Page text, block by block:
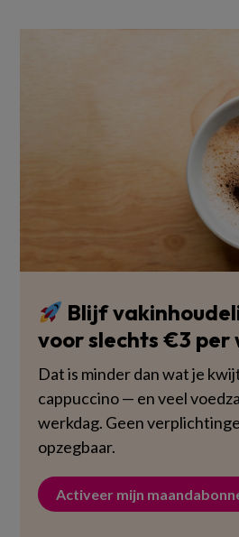
Blijf
voor slechts €3 per
Dat is minder dan wat je
cappuccino — en veel
werkdag. Geen
opzegbaar.
Activeer mijn